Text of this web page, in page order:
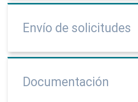
Envío de solicitudes
Documentación